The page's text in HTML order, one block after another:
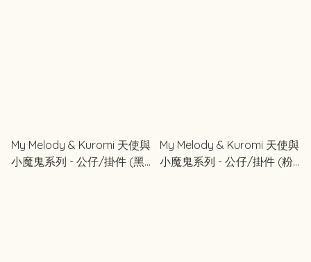
My Melody & Kuromi 天使與
小魔鬼系列 - 公仔/掛件 (黑
My Melody & Kuromi 天使與
小魔鬼系列 - 公仔/掛件 (粉